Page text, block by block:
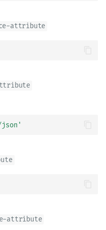
attribute
attribute